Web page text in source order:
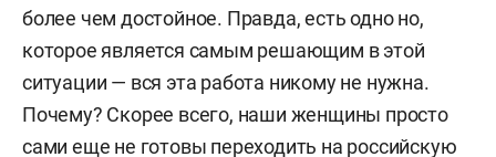
более чем достойное. Правда, есть одно но,
которое является самым решающим в этой
ситуации — вся эта работа никому не нужна.
Почему? Скорее всего, наши женщины просто
сами еще не готовы переходить на российскую